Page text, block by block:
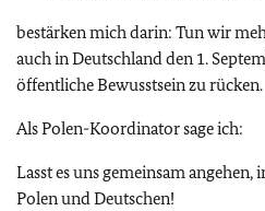
bestärken mich darin: Tun wir
auch in Deutschland den 1.
öffentliche Bewusstsein zu rücken.
Als Polen-Koordinator sage ich:
Lasst es uns gemeinsam
Polen und Deutschen!